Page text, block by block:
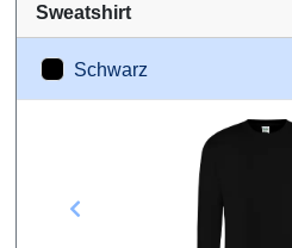
Sweatshirt
Schwarz